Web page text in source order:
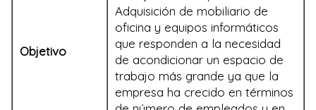
Objetivo
Adquisición de mobiliario de
oficina y equipos informáticos
que responden a la necesidad
de acondicionar un espacio de
trabajo más grande ya que la
empresa ha crecido en términos